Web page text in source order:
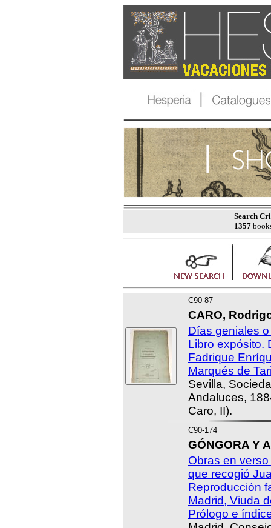
Search
1357
C90-87
CARO,
Días geniales
Libro expósito.
Fadrique
Marqués de
Sevilla,
Andaluces,
Caro, II).
C90-174
GÓNGORA Y
Obras en
que recogió
Reproducción
Madrid, Viuda
Prólogo e